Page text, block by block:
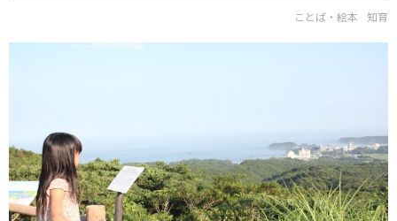
ことば・絵本 知育